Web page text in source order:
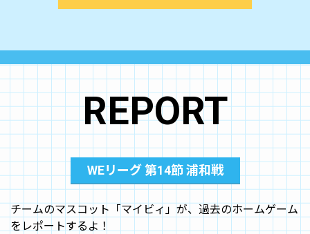
REPORT
WEリーグ 第14節 浦和戦
チームのマスコット「マイビィ」が、過去のホームゲーム
をレポートするよ！